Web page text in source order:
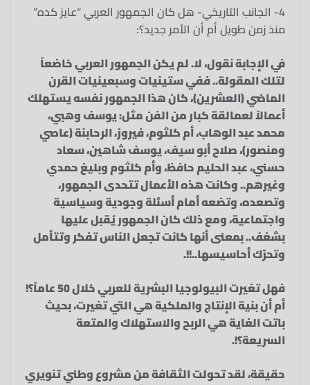
4- الجانب التاريخي- هل كان الجمهور العربي “عايز كده”
منذ زمن طويل أم أن الأمر جديد؟:
في الإجابة نقول، لا. لم يكن الجمهور العربي خاضعاً
لتلك المقولة.. ففي ستينيات وسبعينيات القرن
الماضي (العشرين)، كان هذا الجمهور نفسه يستهلك
أعمالاً لعمالقة كبار من الفن مثل: يوسف وهبي،
محمد عبد الوهاب، أم كلثوم، فيروز، الرحابنة (عاصي
ومنصور)، صلاح أبو سيف، يوسف شاهين، سعاد
حسني، عبد الحليم حافظ، وأم كلثوم وبليغ حمدي
وغيرهم.. وكانت هذه الأعمال تتحدى الجمهور،
وتصعده، وتضعه أمام أسئلة وجودية وسياسية
واجتماعية، ومع ذلك كان الجمهور يُقبل عليها
بشغف.. بمعنى أنها كانت تجعل الناس تفكر وتتأمل
وتحرّك أحاسيسها..!!.
فهل تغيرت البيولوجيا البشرية للعربي خلال 50 عاماً؟!
أم أن بنية الإنتاج والملكية هي التي تغيرت، بحيث
باتت الغاية هي الربح والاستهلاك والمتعة
السريعة؟!.
حقيقة، لقد تحولت الثقافة من مشروع وطني تنويري